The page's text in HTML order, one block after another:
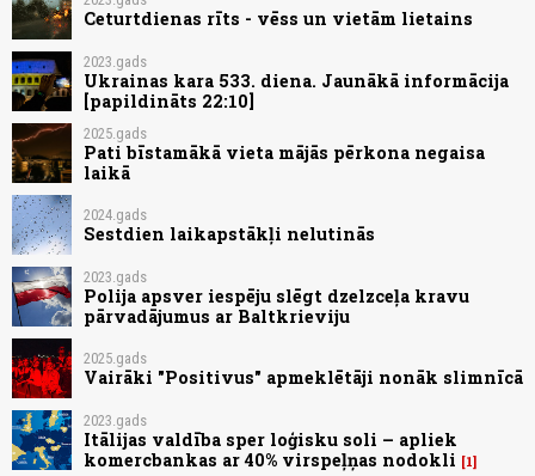
Ceturtdienas rīts - vēss un vietām lietains
2023.gads
Ukrainas kara 533. diena. Jaunākā informācija
[papildināts 22:10]
2025.gads
Pati bīstamākā vieta mājās pērkona negaisa
laikā
2024.gads
Sestdien laikapstākļi nelutinās
2023.gads
Polija apsver iespēju slēgt dzelzceļa kravu
pārvadājumus ar Baltkrieviju
2025.gads
Vairāki "Positivus" apmeklētāji nonāk slimnīcā
2023.gads
Itālijas valdība sper loģisku soli – apliek
komercbankas ar 40% virspeļņas nodokli
1